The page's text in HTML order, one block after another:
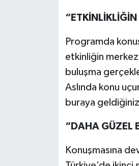
Programda
etkinliğin
buluşma
Aslında konu
buraya
“DAHA GÜZEL
Konuşmasına